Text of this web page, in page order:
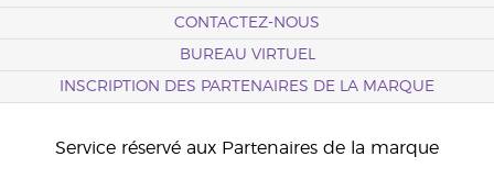
CONTACTEZ-NOUS
BUREAU VIRTUEL
INSCRIPTION DES PARTENAIRES DE LA MARQUE
Service réservé aux Partenaires de la marque